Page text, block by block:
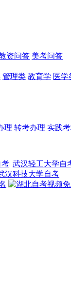
资问答 美考问答
管理类 教育学 医学
理 转考办理 实践
考| 武汉轻工大学自
汉科技大学自考